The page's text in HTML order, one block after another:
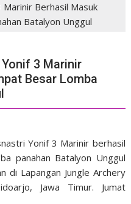
Berhasil Masuk
Batalyon Unggul
3 Marinir
Besar Lomba
Yonif 3 Marinir berhasil
panahan Batalyon Unggul
di Lapangan Jungle Archery
Jawa Timur. Jumat